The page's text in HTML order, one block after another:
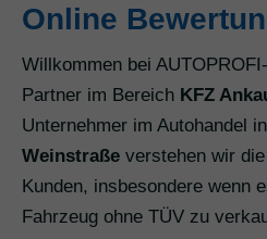
Online
Willkommen bei
Partner im Bereich KFZ
Unternehmer im Autohandel in
Weinstraße verstehen wir
Kunden, insbesondere wenn
Fahrzeug ohne TÜV zu